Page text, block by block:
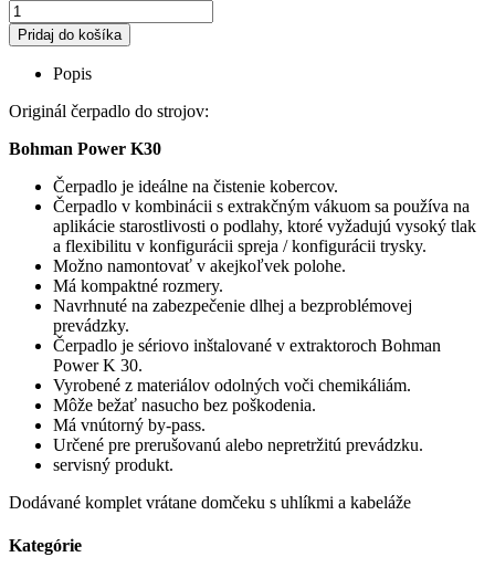
Pridaj do košíka
Popis
Originál čerpadlo do strojov:
Bohman Power K30
Čerpadlo je ideálne na čistenie kobercov.
Čerpadlo v kombinácii s extrakčným vákuom sa používa na
aplikácie starostlivosti o podlahy, ktoré vyžadujú vysoký tlak
a flexibilitu v konfigurácii spreja / konfigurácii trysky.
Možno namontovať v akejkoľvek polohe.
Má kompaktné rozmery.
Navrhnuté na zabezpečenie dlhej a bezproblémovej
prevádzky.
Čerpadlo je sériovo inštalované v extraktoroch Bohman
Power K 30.
Vyrobené z materiálov odolných voči chemikáliám.
Môže bežať nasucho bez poškodenia.
Má vnútorný by-pass.
Určené pre prerušovanú alebo nepretržitú prevádzku.
servisný produkt.
Dodávané komplet vrátane domčeku s uhlíkmi a kabeláže
Kategórie